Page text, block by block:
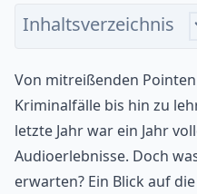
Von mitreißenden
Kriminalfälle bis hin zu
letzte Jahr war ein Jahr
Audioerlebnisse. Doch
erwarten? Ein Blick auf
Inhaltsverzeichnis